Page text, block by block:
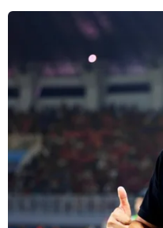
Phần lớn dân Đức